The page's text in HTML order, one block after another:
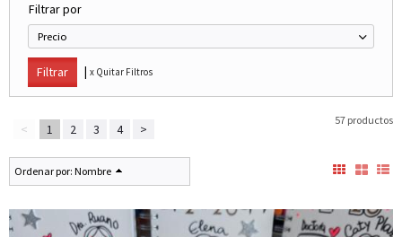
Filtrar por
Precio
| x Quitar Filtros
< 1 2 3 4 >
57 productos
Ordenar por: Nombre